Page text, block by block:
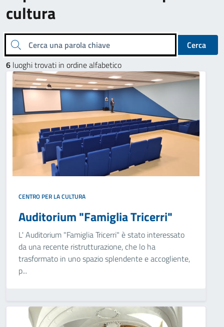
cultura
Cerca una parola chiave
Cerca
6 luoghi trovati in ordine alfabetico
CENTRO PER LA CULTURA
Auditorium "Famiglia Tricerri"
L' Auditorium "Famiglia Tricerri" è stato interessato
da una recente ristrutturazione, che lo ha
trasformato in uno spazio splendente e accogliente,
p...